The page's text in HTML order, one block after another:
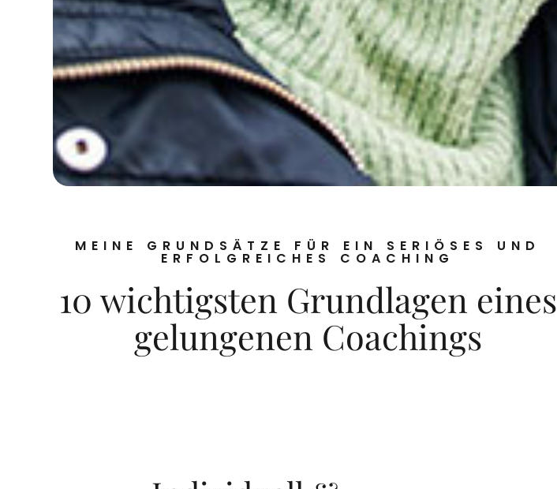
MEINE GRUNDSÄTZE FÜR EIN SERIÖSES UND
ERFOLGREICHES COACHING​
10 wichtigsten Grundlagen eines
gelungenen Coachings​